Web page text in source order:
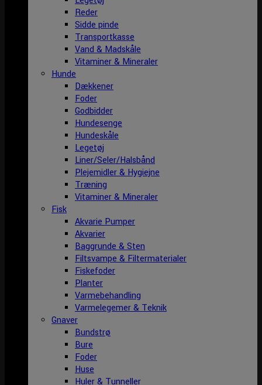
Reder
Sidde pinde
Transportkasse
Vand & Madskåle
Vitaminer & Mineraler
Hunde
Dækkener
Foder
Godbidder
Hundesenge
Hundeskåle
Legetøj
Liner/Seler/Halsbånd
Plejemidler & Hygiejne
Træning
Vitaminer & Mineraler
Fisk
Akvarie Pumper
Akvarier
Baggrunde & Sten
Filtsvampe & Filtermaterialer
Fiskefoder
Planter
Varmebehandling
Varmelegemer & Teknik
Gnaver
Bundstrø
Bure
Foder
Huse
Huler & Tunneller